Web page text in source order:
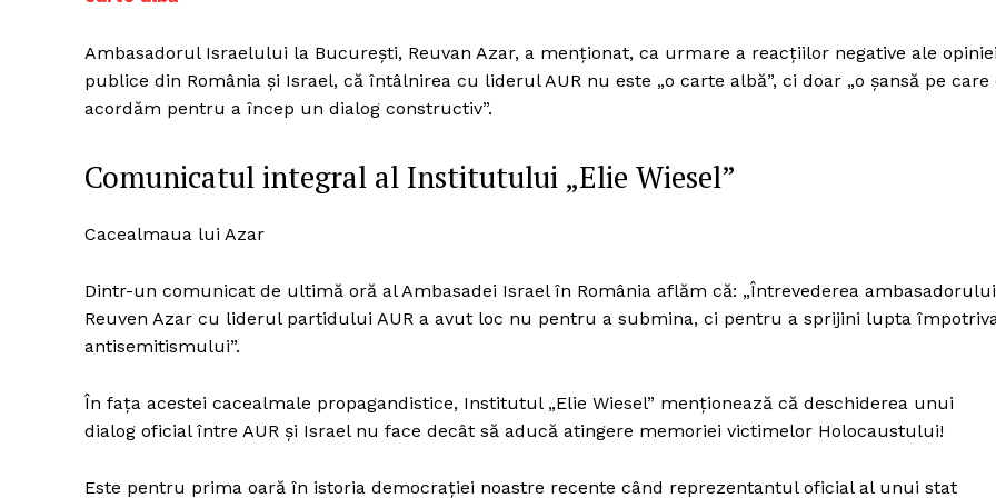
Ambasadorul Israelului la București, Reuvan Azar, a menționat, ca urmare a reacțiilor negative ale opiniei
publice din România și Israel, că întâlnirea cu liderul AUR nu este „o carte albă”, ci doar „o șansă pe care
acordăm pentru a încep un dialog constructiv”.
Comunicatul integral al Institutului „Elie Wiesel”
Cacealmaua lui Azar
Dintr-un comunicat de ultimă oră al Ambasadei Israel în România aflăm că: „Întrevederea ambasadorului
Reuven Azar cu liderul partidului AUR a avut loc nu pentru a submina, ci pentru a sprijini lupta
antisemitismului”.
În fața acestei cacealmale propagandistice, Institutul „Elie Wiesel” menționează că deschiderea unui
dialog oficial între AUR și Israel nu face decât să aducă atingere memoriei victimelor Holocaustului!
Este pentru prima oară în istoria democrației noastre recente când reprezentantul oficial al unui stat